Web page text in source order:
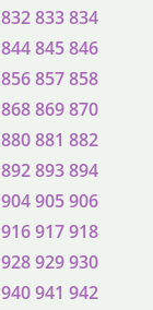
832833834
844845846
856857858
868869870
880881 882
892893894
904905906
916917918
928929930
940941 942